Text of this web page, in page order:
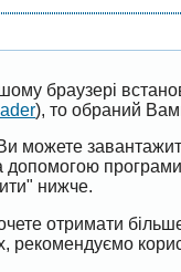
браузері
), то обраний
Ви можете
допомогою
нижче.
отримати
рекомендуємо